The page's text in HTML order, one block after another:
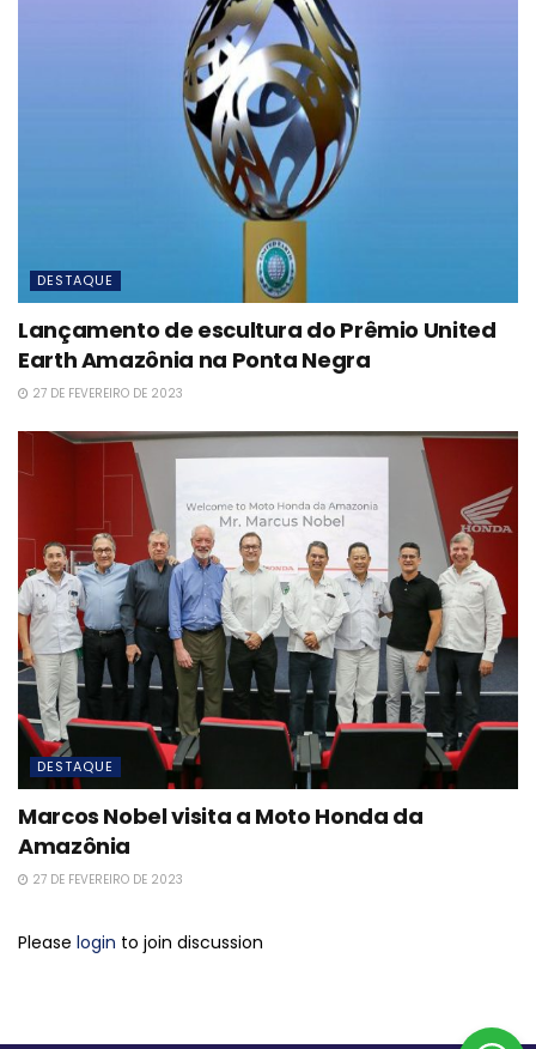
DESTAQUE
Lançamento de escultura do Prêmio United
Earth Amazônia na Ponta Negra
27 DE FEVEREIRO DE 2023
DESTAQUE
Marcos Nobel visita a Moto Honda da
Amazônia
27 DE FEVEREIRO DE 2023
Please login to join discussion